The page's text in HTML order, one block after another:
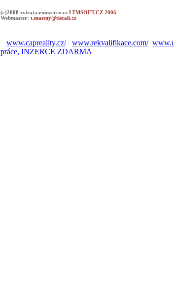
(c)2008 zvirata.euinzerce.cz LTMSOFT.CZ 2006
Webmaster: t.mastny@tiscali.cz
www.capreality.cz/ www.rekvalifikace.com/
práce, INZERCE ZDARMA